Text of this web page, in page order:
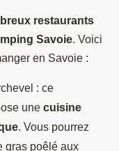
restaurants
Savoie. Voici
en Savoie :
: ce
une cuisine
. Vous pourrez
gras poêlé aux